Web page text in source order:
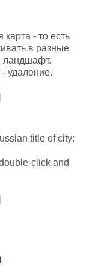
- то есть
в разные
ландшафт.
удаление.
title of city:
click and